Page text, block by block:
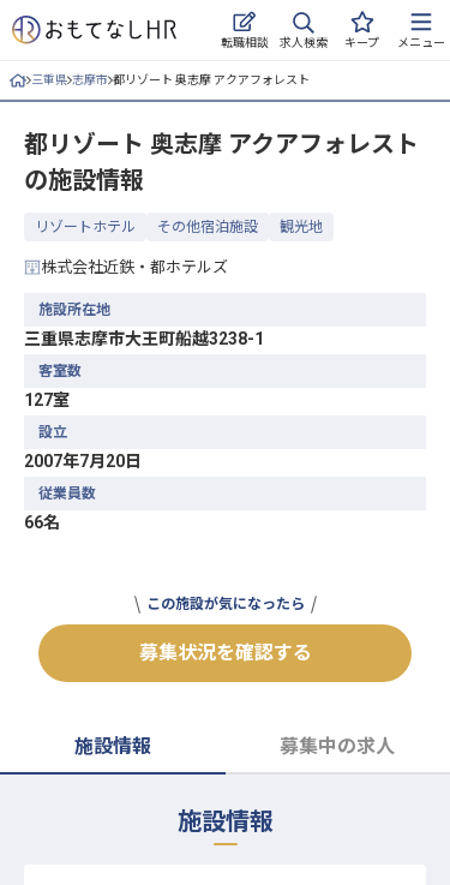
転職相談 求人検索 キープ メニュー
ログイン
求人・施設を探す
おもてなしHRについて
ご利用の流れ
採用をお考えの企業様へ
三重県 志摩市 都リゾート 奥志摩 アクアフォレスト
都リゾート 奥志摩 アクアフォレスト
の施設情報
リゾートホテル その他宿泊施設 観光地
株式会社近鉄・都ホテルズ
施設所在地
三重県志摩市大王町船越3238-1
客室数
127室
設立
2007年7月20日
従業員数
66名
この施設が気になったら
募集状況を確認する
施設情報 募集中の求人
施設情報